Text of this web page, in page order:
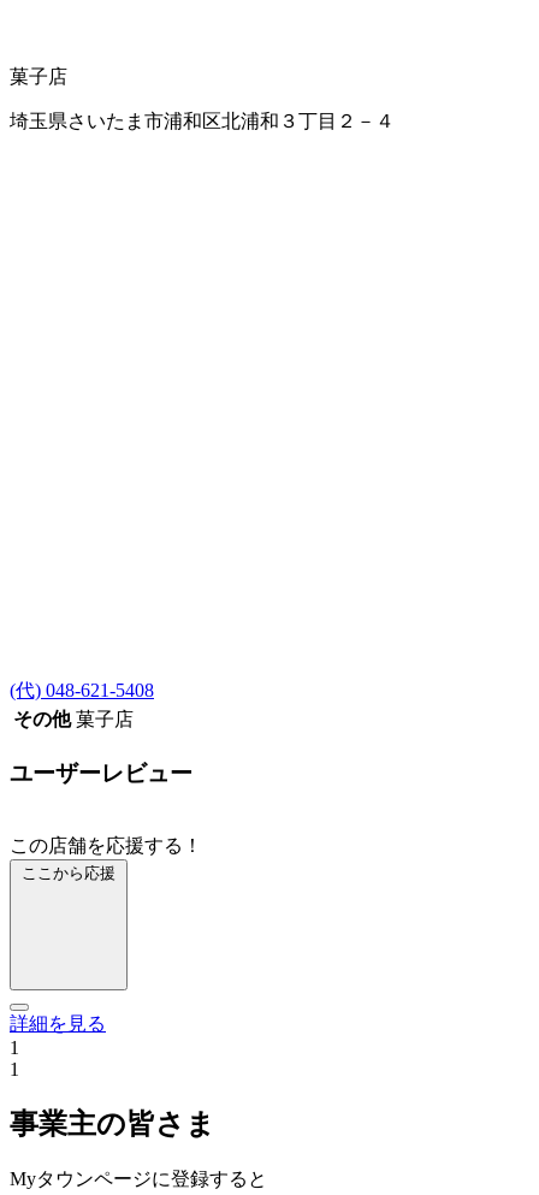
菓子店
埼玉県さいたま市浦和区北浦和３丁目２－４
(代) 048-621-5408
その他 菓子店
ユーザーレビュー
この店舗を応援する！
ここから応援
詳細を見る
1
1
事業主の皆さま
Myタウンページに登録すると